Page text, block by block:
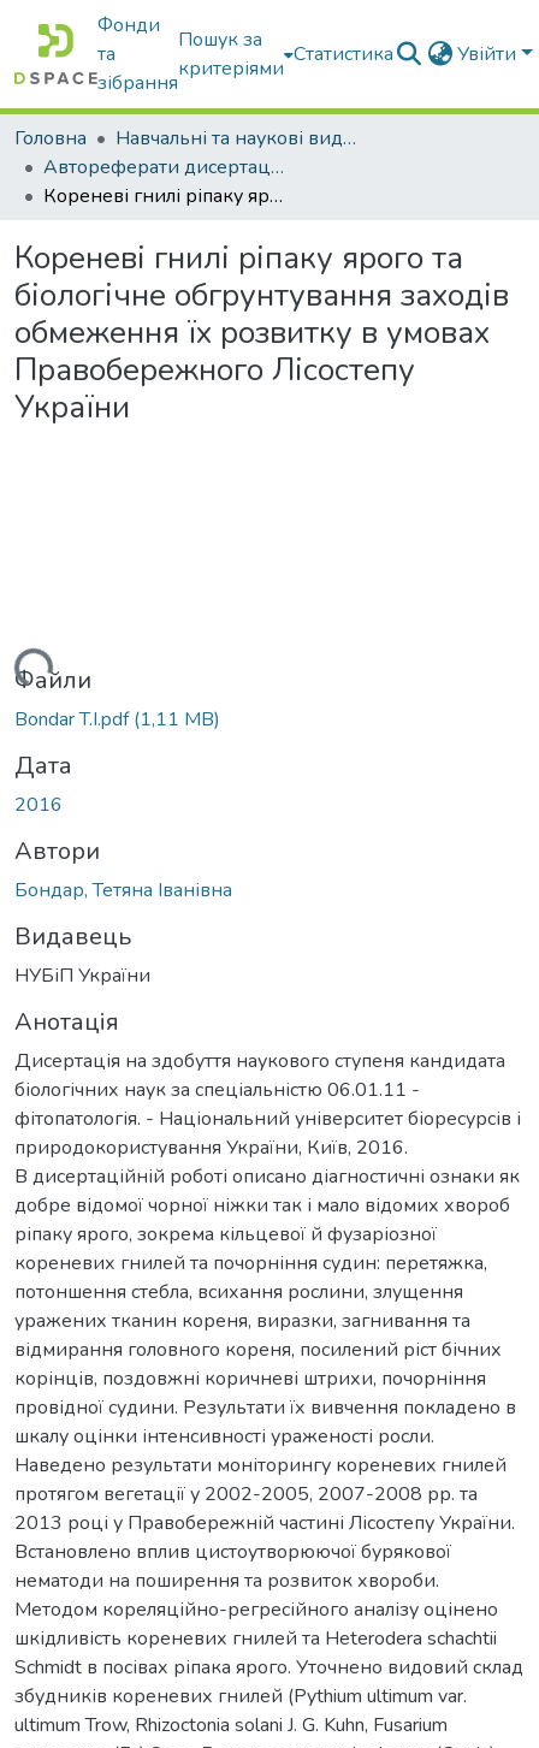
Фонди
та
зібрання
Пошук за
критеріями
Статистика Увійти
Головна
Навчальні та наукові видання
Автореферати дисертацій та дисертації
Кореневі гнилі ріпаку ярого та біологічне обгрунтування заходів обмеження їх розвитку в умовах Правобережного Лісостепу України
Кореневі гнилі ріпаку ярого та
біологічне обгрунтування заходів
обмеження їх розвитку в умовах
Правобережного Лісостепу
України
Файли
Bondar T.I.pdf(1,11 MB)
Дата
2016
Автори
Бондар, Тетяна Іванівна
Видавець
НУБіП України
Анотація
Дисертація на здобуття наукового ступеня кандидата
біологічних наук за спеціальністю 06.01.11 -
фітопатологія. - Національний університет біоресурсів і
природокористування України, Київ, 2016.
В дисертаційній роботі описано діагностичні ознаки як
добре відомої чорної ніжки так і мало відомих хвороб
ріпаку ярого, зокрема кільцевої й фузаріозної
кореневих гнилей та почорніння судин: перетяжка,
потоншення стебла, всихання рослини, злущення
уражених тканин кореня, виразки, загнивання та
відмирання головного кореня, посилений ріст бічних
корінців, поздовжні коричневі штрихи, почорніння
провідної судини. Результати їх вивчення покладено в
шкалу оцінки інтенсивності ураженості росли.
Наведено результати моніторингу кореневих гнилей
протягом вегетації у 2002-2005, 2007-2008 рр. та
2013 році у Правобережній частині Лісостепу України.
Встановлено вплив цистоутворюючої бурякової
нематоди на поширення та розвиток хвороби.
Методом кореляційно-регресійного аналізу оцінено
шкідливість кореневих гнилей та Heterodera schachtii
Schmidt в посівах ріпака ярого. Уточнено видовий склад
збудників кореневих гнилей (Pythium ultimum var.
ultimum Trow, Rhizoctonia solani J. G. Kuhn, Fusarium